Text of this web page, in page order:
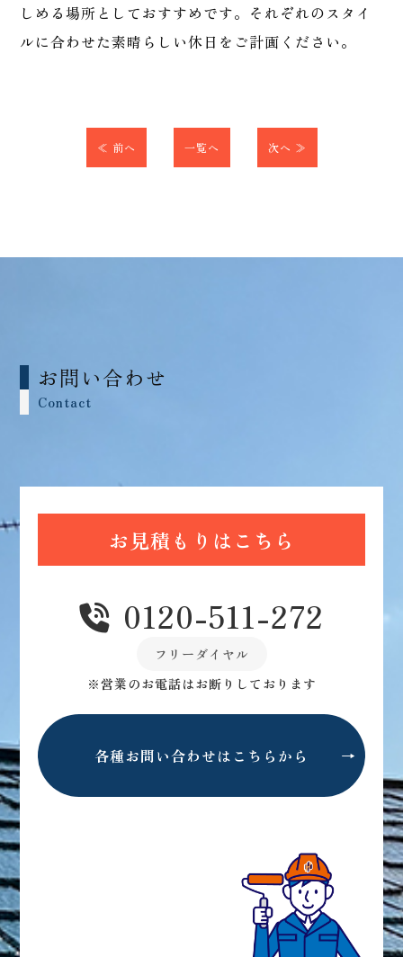
しめる場所としておすすめです。それぞれのスタイ
ルに合わせた素晴らしい休日をご計画ください。
≪ 前へ 一覧へ 次へ ≫
お問い合わせ
Contact
お見積もりはこちら
0120-511-272
フリーダイヤル
※営業のお電話はお断りしております
各種お問い合わせはこちらから